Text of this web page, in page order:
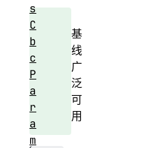
基
线
广
泛
可
用
s
C
b
c
P
a
r
a
m